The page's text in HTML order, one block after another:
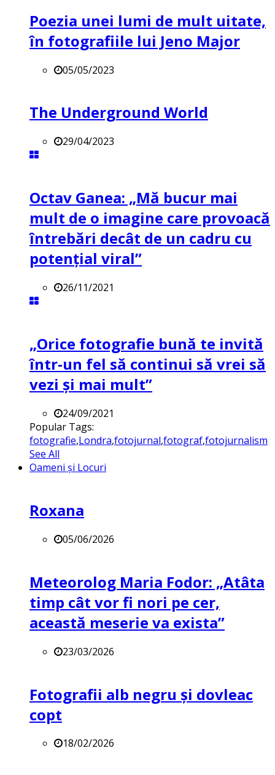
Poezia unei lumi de mult uitate,
în fotografiile lui Jeno Major
05/05/2023
The Underground World
29/04/2023
Octav Ganea: „Mă bucur mai
mult de o imagine care provoacă
întrebări decât de un cadru cu
potenţial viral”
26/11/2021
„Orice fotografie bună te invită
într-un fel să continui să vrei să
vezi și mai mult”
24/09/2021
Popular Tags:
fotografie,Londra,fotojurnal,fotograf,fotojurnalism
See All
Oameni și Locuri
Roxana
05/06/2026
Meteorolog Maria Fodor: „Atâta
timp cât vor fi nori pe cer,
această meserie va exista”
23/03/2026
Fotografii alb negru și dovleac
copt
18/02/2026